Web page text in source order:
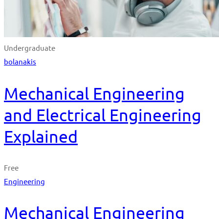
Undergraduate
bolanakis
Mechanical Engineering
and Electrical Engineering
Explained
Free
Engineering
Mechanical Engineering